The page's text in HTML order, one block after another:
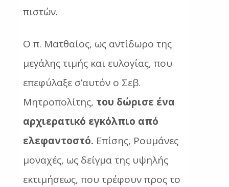
πιστών.
Ο π. Ματθαίος, ως αντίδωρο της
μεγάλης τιμής και ευλογίας, που
επεφύλαξε σ’αυτόν ο Σεβ.
Μητροπολίτης, του δώρισε ένα
αρχιερατικό εγκόλπιο από
ελεφαντοστό. Επίσης, Ρουμάνες
μοναχές, ως δείγμα της υψηλής
εκτιμήσεως, που τρέφουν προς το